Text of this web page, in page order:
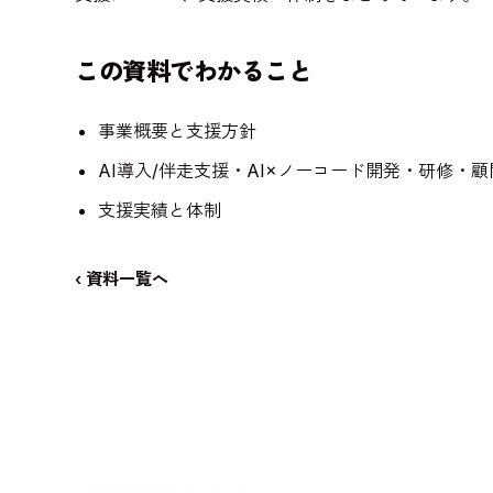
この資料でわかること
事業概要と支援方針
AI導入/伴走支援・AI×ノーコード開発・研修・顧
支援実績と体制
‹ 資料一覧へ